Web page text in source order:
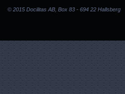
© 2015 Docilitas AB, Box 83 - 694 22 Hallsberg